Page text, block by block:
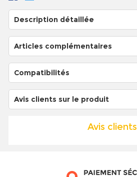
Description détaillée
Articles complémentaires
Compatibilités
Avis clients sur le produit
Avis clients